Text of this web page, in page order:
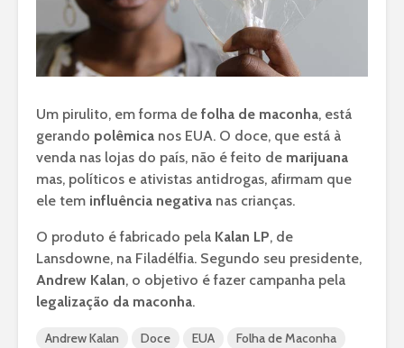
Um pirulito, em forma de folha de maconha, está
gerando polêmica nos EUA. O doce, que está à
venda nas lojas do país, não é feito de marijuana
mas, políticos e ativistas antidrogas, afirmam que
ele tem influência negativa nas crianças.
O produto é fabricado pela Kalan LP, de
Lansdowne, na Filadélfia. Segundo seu presidente,
Andrew Kalan, o objetivo é fazer campanha pela
legalização da maconha.
Andrew Kalan Doce EUA
Folha de Maconha